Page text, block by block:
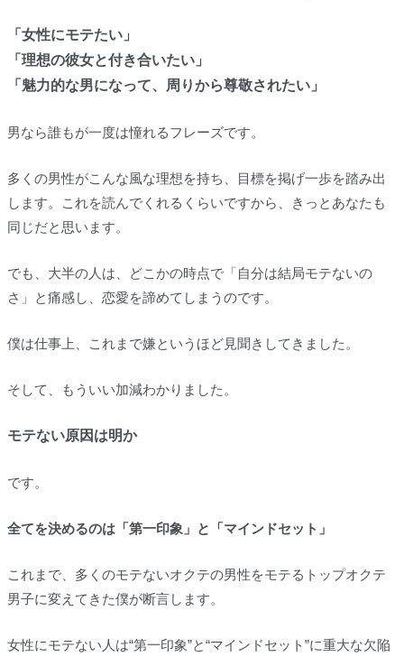
「女性にモテたい」
「理想の彼女と付き合いたい」
「魅力的な男になって、周りから尊敬されたい」
男なら誰もが一度は憧れるフレーズです。
多くの男性がこんな風な理想を持ち、目標を掲げ一歩を踏み出
します。これを読んでくれるくらいですから、きっとあなたも
同じだと思います。
でも、大半の人は、どこかの時点で「自分は結局モテないの
さ」と痛感し、恋愛を諦めてしまうのです。
僕は仕事上、これまで嫌というほど見聞きしてきました。
そして、もういい加減わかりました。
モテない原因は明か
です。
全てを決めるのは「第一印象」と「マインドセット」
これまで、多くのモテないオクテの男性をモテるトップオクテ
男子に変えてきた僕が断言します。
女性にモテない人は“第一印象”と“マインドセット”に重大な欠陥